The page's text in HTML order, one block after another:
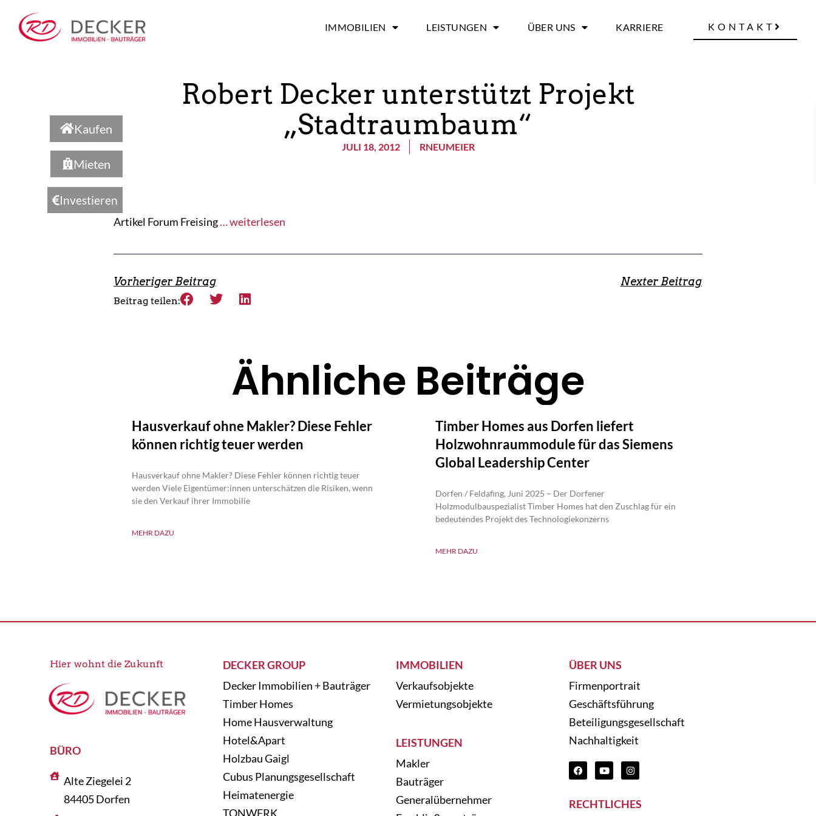
IMMOBILIEN LEISTUNGEN ÜBER UNS KARRIERE KONTAKT
Kaufen
Mieten
Investieren
Robert Decker unterstützt Projekt
„Stadtraumbaum“
JULI 18, 2012 RNEUMEIER
Artikel Forum Freising… weiterlesen
Vorheriger Beitrag Nexter Beitrag
Beitrag teilen:
Ähnliche Beiträge
Hausverkauf ohne Makler? Diese Fehler
können richtig teuer werden
Hausverkauf ohne Makler? Diese Fehler können richtig teuer
werden Viele Eigentümer:innen unterschätzen die Risiken, wenn
sie den Verkauf ihrer Immobilie
MEHR DAZU
Timber Homes aus Dorfen liefert
Holzwohnraummodule für das Siemens
Global Leadership Center
Dorfen / Feldafing, Juni 2025 – Der Dorfener
Holzmodulbauspezialist Timber Homes hat den Zuschlag für ein
bedeutendes Projekt des Technologiekonzerns
MEHR DAZU
Hier wohnt die Zukunft
BÜRO
Alte Ziegelei 2
84405 Dorfen
DECKER GROUP
Decker Immobilien + Bauträger
Timber Homes
Home Hausverwaltung
Hotel&Apart
Holzbau Gaigl
Cubus Planungsgesellschaft
Heimatenergie
TONWERK
IMMOBILIEN
Verkaufsobjekte
Vermietungsobjekte
LEISTUNGEN
Makler
Bauträger
Generalübernehmer
ÜBER UNS
Firmenportrait
Geschäftsführung
Beteiligungsgesellschaft
Nachhaltigkeit
RECHTLICHES